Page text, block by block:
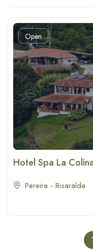
Open
Hotel Spa La
Pereira - Risaralda